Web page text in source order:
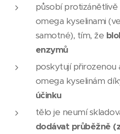
působí protizánětlivě
omega kyselinami
samotné), tím, že
enzymů
poskytují přirozenou
omega kyselinám
účinku
tělo je neumí
dodávat průběžně